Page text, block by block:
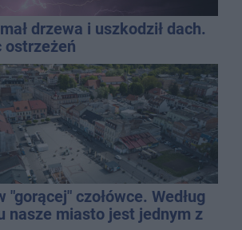
drzewa i uszkodził dach.
ostrzeżeń
"gorącej" czołówce. Według
nasze miasto jest jednym z